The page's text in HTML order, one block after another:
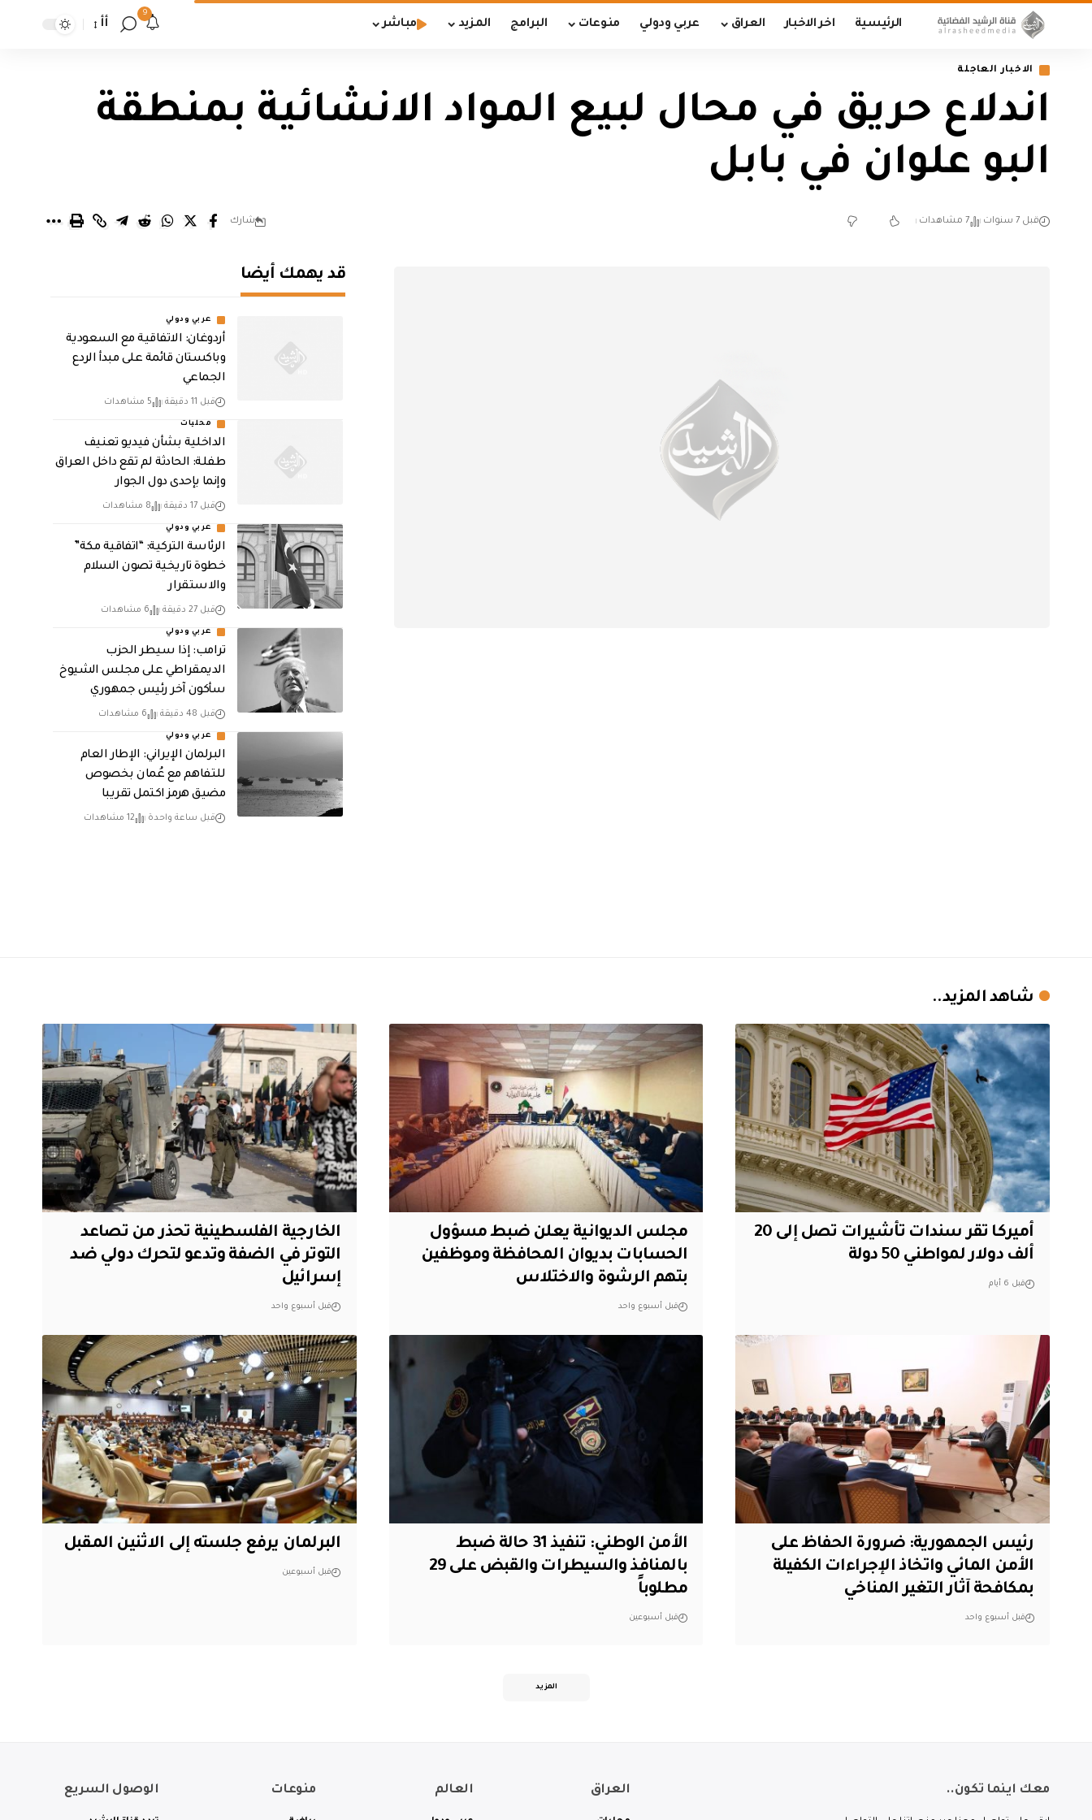
الرئيسية اخر الاخبار العراق عربي ودولي منوعات البرامج المزيد مباشر
9
أأ
الاخبار العاجلة
اندلاع حريق في محال لبيع المواد الانشائية بمنطقة
البو علوان في بابل
قبل 7 سنوات 7 مشاهدات شارك
قد يهمك أيضا
عربي ودولي
أردوغان: الاتفاقية مع السعودية
وباكستان قائمة على مبدأ الردع
الجماعي
قبل 11 دقيقة 5 مشاهدات
محليات
الداخلية بشأن فيديو تعنيف
طفلة: الحادثة لم تقع داخل العراق
وإنما بإحدى دول الجوار
قبل 17 دقيقة 8 مشاهدات
عربي ودولي
الرئاسة التركية: “اتفاقية مكة”
خطوة تاريخية تصون السلام
والاستقرار
قبل 27 دقيقة 6 مشاهدات
عربي ودولي
ترامب: إذا سيطر الحزب
الديمقراطي على مجلس الشيوخ
سأكون آخر رئيس جمهوري
قبل 48 دقيقة 6 مشاهدات
عربي ودولي
البرلمان الإيراني: الإطار العام
للتفاهم مع عُمان بخصوص
مضيق هرمز اكتمل تقريبا
قبل ساعة واحدة 12 مشاهدات
شاهد المزيد..
أميركا تقر سندات تأشيرات تصل إلى 20
ألف دولار لمواطني 50 دولة
قبل 6 أيام
مجلس الديوانية يعلن ضبط مسؤول
الحسابات بديوان المحافظة وموظفين
بتهم الرشوة والاختلاس
قبل أسبوع واحد
الخارجية الفلسطينية تحذر من تصاعد
التوتر في الضفة وتدعو لتحرك دولي ضد
إسرائيل
قبل أسبوع واحد
رئيس الجمهورية: ضرورة الحفاظ على
الأمن المائي واتخاذ الإجراءات الكفيلة
بمكافحة آثار التغير المناخي
قبل أسبوع واحد
الأمن الوطني: تنفيذ 31 حالة ضبط
بالمنافذ والسيطرات والقبض على 29
مطلوباً
قبل أسبوعين
البرلمان يرفع جلسته إلى الاثنين المقبل
قبل أسبوعين
المزيد
معك اينما تكون.. العراق العالم منوعات الوصول السريع